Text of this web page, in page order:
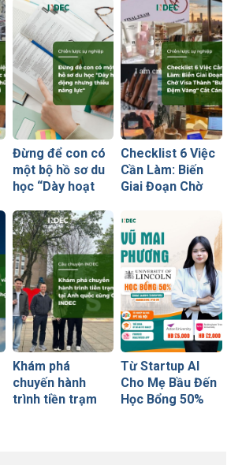
Đừng để con có
một bộ hồ sơ du
học “Dày hoạt
thiếu năng lực”
Checklist 6 Việc
Cần Làm: Biến
Giai Đoạn Chờ
“Bước Đệm
Vàng” Cất Cánh
Khám phá
chuyến hành
trình tiền trạm
Từ Startup AI
Cho Mẹ Bầu Đến
Học Bổng 50%